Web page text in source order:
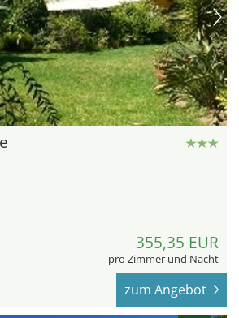
355,35 EUR
pro Zimmer und Nacht
zum Angebot